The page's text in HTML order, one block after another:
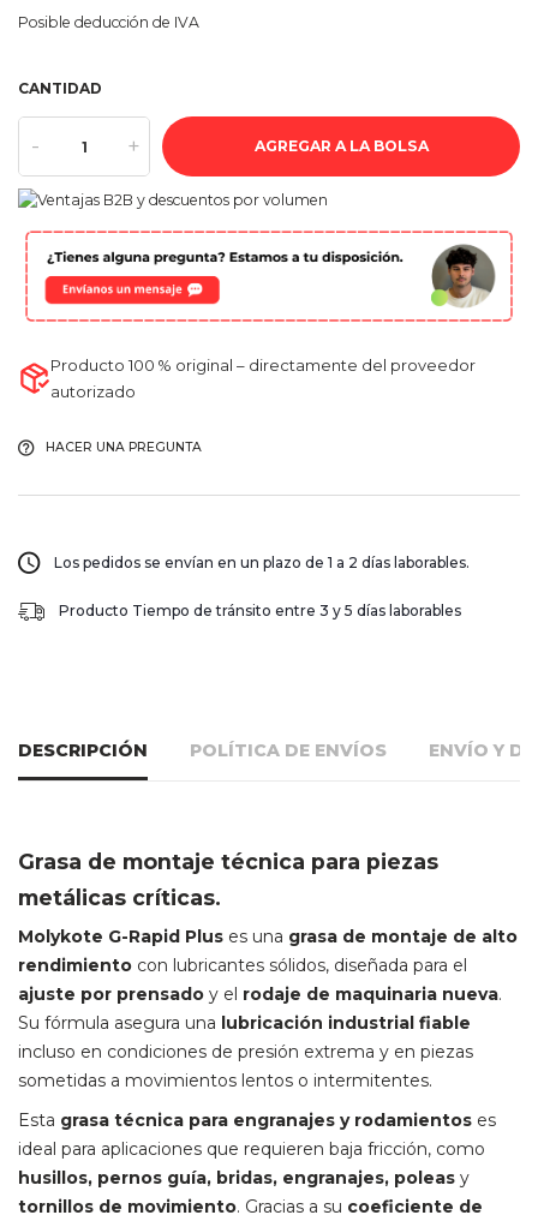
Posible deducción de IVA
CANTIDAD
- + AGREGAR A LA BOLSA
Producto 100 % original – directamente del proveedor
autorizado
HACER UNA PREGUNTA
Los pedidos se envían en un plazo de 1 a 2 días laborables.
Producto Tiempo de tránsito entre 3 y 5 días laborables
DESCRIPCIÓN POLÍTICA DE ENVÍOS ENVÍO Y
Grasa de montaje técnica para piezas
metálicas críticas.
Molykote G-Rapid Plus es una grasa de montaje de alto
rendimiento con lubricantes sólidos, diseñada para el
ajuste por prensado y el rodaje de maquinaria nueva.
Su fórmula asegura una lubricación industrial fiable
incluso en condiciones de presión extrema y en piezas
sometidas a movimientos lentos o intermitentes.
Esta grasa técnica para engranajes y rodamientos es
ideal para aplicaciones que requieren baja fricción, como
husillos, pernos guía, bridas, engranajes, poleas y
tornillos de movimiento. Gracias a su coeficiente de